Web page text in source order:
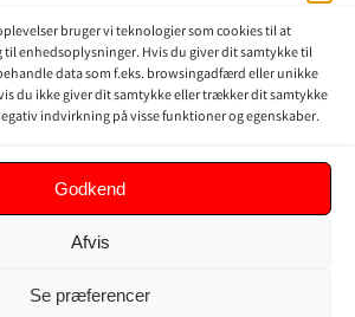
bruger vi teknologier som cookies til at
til enhedsoplysninger. Hvis du giver dit samtykke til
data som f.eks. browsingadfærd eller unikke
du ikke giver dit samtykke eller trækker dit samtykke
indvirkning på visse funktioner og egenskaber.
Godkend
Afvis
Se præferencer
Vores Mærker